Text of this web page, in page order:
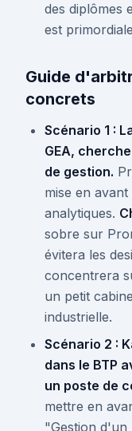
des diplômes
est
Guide
concrets
Scénario 1 :
GEA,
de gestion.
mise en
analytiques.
sobre sur
évitera les
concentrera
un petit
industrielle.
Scénario 2 :
dans le BTP
un poste de
mettre en
"Gestion d'un